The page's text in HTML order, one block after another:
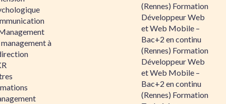
à
(Rennes) Formation
Développeur Web
et Web Mobile –
Bac+2 en continu
(Rennes) Formation
Développeur Web
et Web Mobile –
Bac+2 en continu
(Rennes) Formation